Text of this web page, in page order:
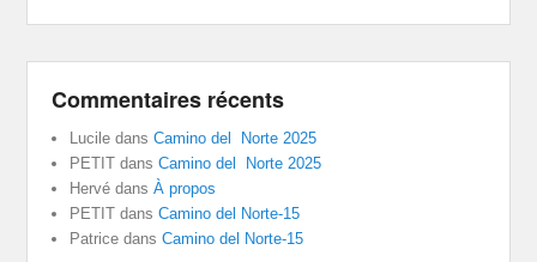
Commentaires récents
Lucile dansCamino del Norte 2025
PETIT dansCamino del Norte 2025
Hervé dansÀ propos
PETIT dansCamino del Norte-15
Patrice dansCamino del Norte-15